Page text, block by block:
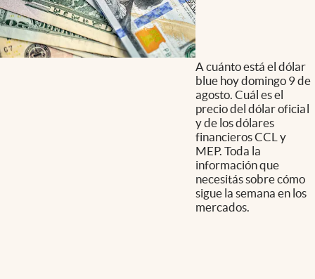
A cuánto está el dólar
blue hoy domingo 9 de
agosto. Cuál es el
precio del dólar oficial
y de los dólares
financieros CCL y
MEP. Toda la
información que
necesitás sobre cómo
sigue la semana en los
mercados.